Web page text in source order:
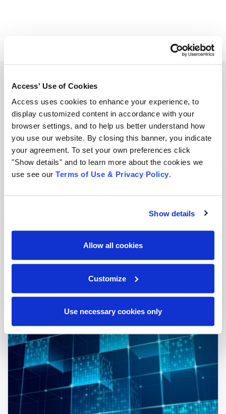
Access' Use of Cookies
Access uses cookies to enhance your experience, to
display customized content in accordance with your
browser settings, and to help us better understand how
you use our website. By closing this banner, you indicate
your agreement. To set your own preferences click
"Show details" and to learn more about the cookies we
use see our Terms of Use & Privacy Policy.
Show details
Allow all cookies
Customize
Use necessary cookies only
Related Resources
View all resources
de documentos do RH